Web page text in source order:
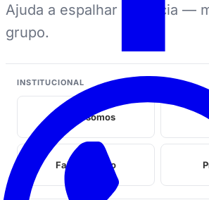
Ajuda a espalhar a notícia —
grupo.
INSTITUCIONAL
Quem somos
Fale conosco